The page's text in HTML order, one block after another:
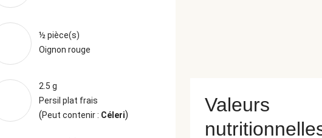
½ pièce(s)
Oignon rouge
2.5 g
Persil plat frais
(Peut contenir : Céleri)
Valeurs